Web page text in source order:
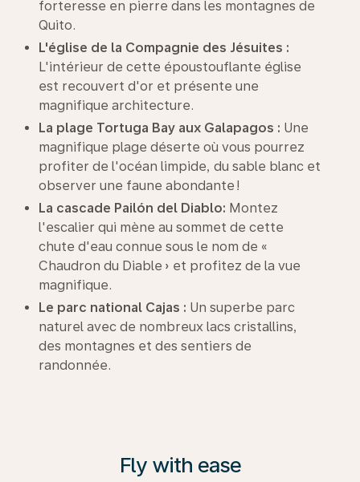
forteresse en pierre dans les montagnes de
Quito.
L'église de la Compagnie des Jésuites :
L'intérieur de cette époustouflante église
est recouvert d'or et présente une
magnifique architecture.
La plage Tortuga Bay aux Galapagos : Une
magnifique plage déserte où vous pourrez
profiter de l'océan limpide, du sable blanc et
observer une faune abondante !
La cascade Pailón del Diablo: Montez
l'escalier qui mène au sommet de cette
chute d'eau connue sous le nom de «
Chaudron du Diable » et profitez de la vue
magnifique.
Le parc national Cajas : Un superbe parc
naturel avec de nombreux lacs cristallins,
des montagnes et des sentiers de
randonnée.
Fly with ease